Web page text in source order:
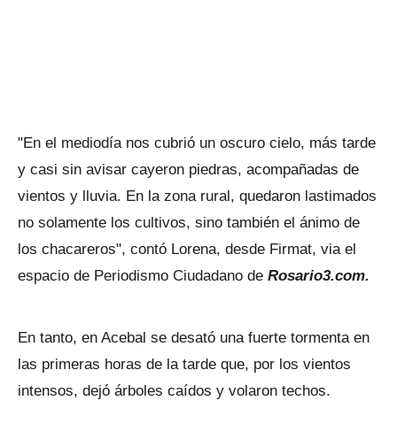
"En el mediodía nos cubrió un oscuro cielo, más tarde
y casi sin avisar cayeron piedras, acompañadas de
vientos y lluvia. En la zona rural, quedaron lastimados
no solamente los cultivos, sino también el ánimo de
los chacareros", contó Lorena, desde Firmat, via el
espacio de Periodismo Ciudadano de Rosario3.com.
En tanto, en Acebal se desató una fuerte tormenta en
las primeras horas de la tarde que, por los vientos
intensos, dejó árboles caídos y volaron techos.